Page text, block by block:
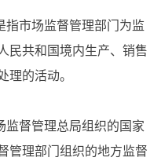
指市场监督管理部门为监
民共和国境内生产、销售
理的活动。
监督管理总局组织的国家
管理部门组织的地方监督